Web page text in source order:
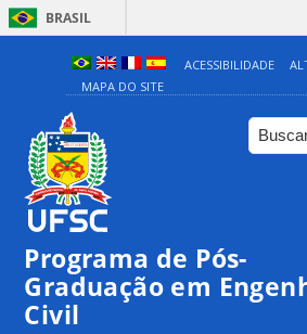
BRASIL
ACESSIBILIDADE
MAPA DO SITE
Programa de Pós-
Graduação em
Civil